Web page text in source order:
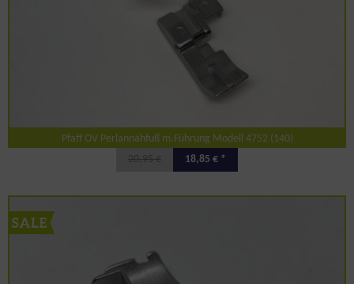
Pfaff OV Perlannähfuß m.Führung Modell 4752 (140)
18,85 € *